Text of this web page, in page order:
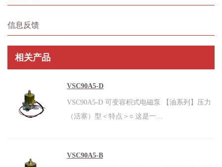
信息反馈
相关产品
VSC90A5-D
VSC90A5-D 可变容积式电磁泵 【油系列】压力
（活塞）型＜特点＞○ 这是一…
VSC90A5-B